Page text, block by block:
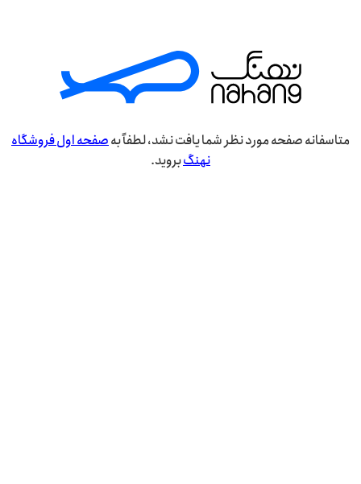
متاسفانه صفحه مورد نظر شما یافت نشد، لطفاً بهصفحه اول فروشگاه
نهنگبروید.